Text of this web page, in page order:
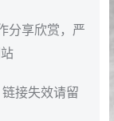
分享欣赏，严
接失效请留